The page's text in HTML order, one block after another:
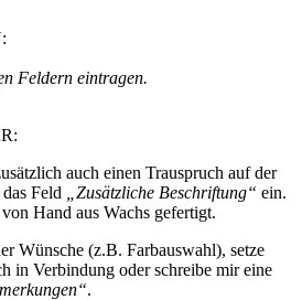
Feldern eintragen.
auch einen Trauspruch auf der
Feld
„Zusätzliche Beschriftung“ ein.
Hand aus Wachs gefertigt.
Wünsche (z.B. Farbauswahl), setze
in Verbindung oder schreibe mir eine
.